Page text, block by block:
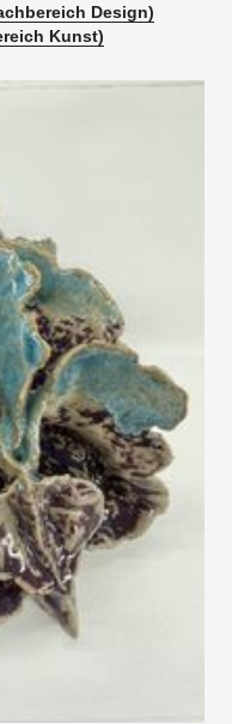
Design)
Kunst)